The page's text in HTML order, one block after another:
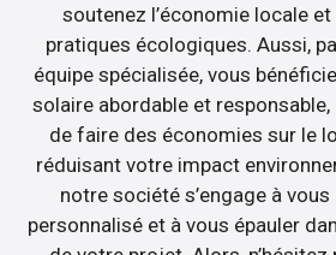
soutenez l’économie locale
pratiques écologiques. Aussi,
équipe spécialisée, vous
solaire abordable et
de faire des économies sur le
réduisant votre impact
notre société s’engage à
personnalisé et à vous épauler